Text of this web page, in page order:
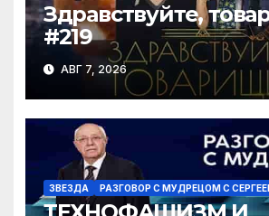
Здравствуйте,
#219
АВГ 7, 2026
ЗВЕЗДА РАЗГОВОР С МУДРЕЦОМ С